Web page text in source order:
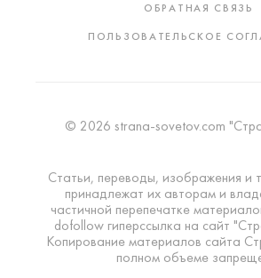
ОБРАТНАЯ СВЯЗЬ
ПОЛЬЗОВАТЕЛЬСКОЕ
© 2026 strana-sovetov.com
Статьи, переводы, изображения и
принадлежат их авторам и
частичной перепечатке
dofollow гиперссылка на сайт
Копирование материалов сайта
полном объеме